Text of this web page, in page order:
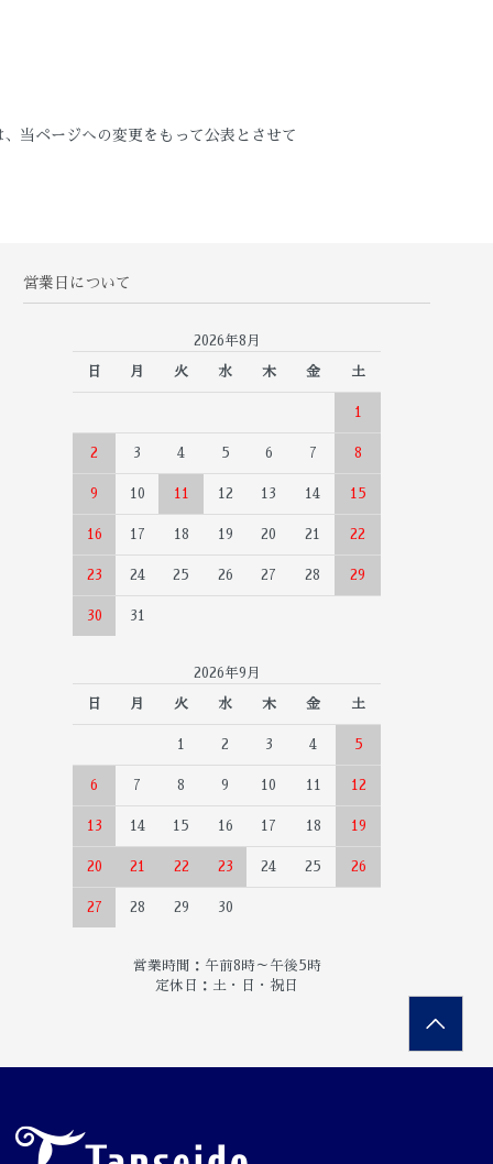
当ページへの変更をもって公表とさせて
営業日について
2026年8月
日 月 火 水 木 金 土
1
2 3 4 5 6 7 8
9 10 11 12 13 14 15
16 17 18 19 20 21 22
23 24 25 26 27 28 29
30 31
2026年9月
日 月 火 水 木 金 土
1 2 3 4 5
6 7 8 9 10 11 12
13 14 15 16 17 18 19
20 21 22 23 24 25 26
27 28 29 30
営業時間：午前8時～午後5時
定休日：土・日・祝日